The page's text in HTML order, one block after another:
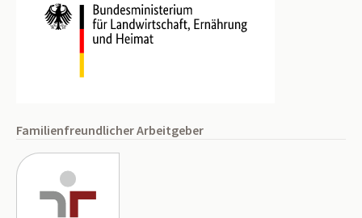
Familienfreundlicher Arbeitgeber